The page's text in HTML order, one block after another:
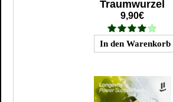
Traumwurzel
9,90€